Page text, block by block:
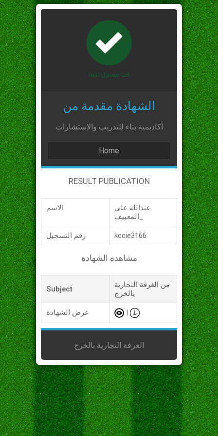
الشهادة مقدمة من
أكاديمية بناء للتدريب والاستشارات
Home
RESULT PUBLICATION
الاسم
عبدالله علي
رقم التسجيل kccie3166
مشاهدة الشهادة
Subject
من الغرفة التجارية
بالخرج
عرض الشهادة
الغرفة التجارية بالخرج